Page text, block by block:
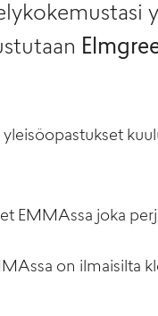
EMMAssa joka
on ilmaisilta